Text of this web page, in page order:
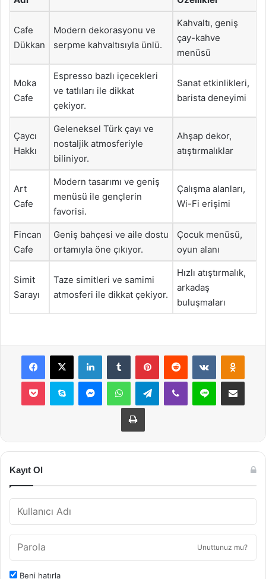
Cafe
Dükkan
Modern dekorasyonu ve
serpme kahvaltısıyla ünlü.
Kahvaltı, geniş
çay-kahve
menüsü
Moka
Cafe
Espresso bazlı içecekleri
ve tatlıları ile dikkat
çekiyor.
Sanat etkinlikleri,
barista deneyimi
Çaycı
Hakkı
Geleneksel Türk çayı ve
nostaljik atmosferiyle
biliniyor.
Ahşap dekor,
atıştırmalıklar
Art
Cafe
Modern tasarımı ve geniş
menüsü ile gençlerin
favorisi.
Çalışma alanları,
Wi-Fi erişimi
Fincan
Cafe
Geniş bahçesi ve aile dostu
ortamıyla öne çıkıyor.
Çocuk menüsü,
oyun alanı
Simit
Sarayı
Taze simitleri ve samimi
atmosferi ile dikkat çekiyor.
Hızlı atıştırmalık,
arkadaş
buluşmaları
Facebook
X LinkedInTumblr PinterestReddit VKontakte
Pocket Skype MessengerWhatsAppTelegramViber Line E-Posta ile
Yazdır
Kayıt Ol
Unuttunuz mu?
Beni hatırla